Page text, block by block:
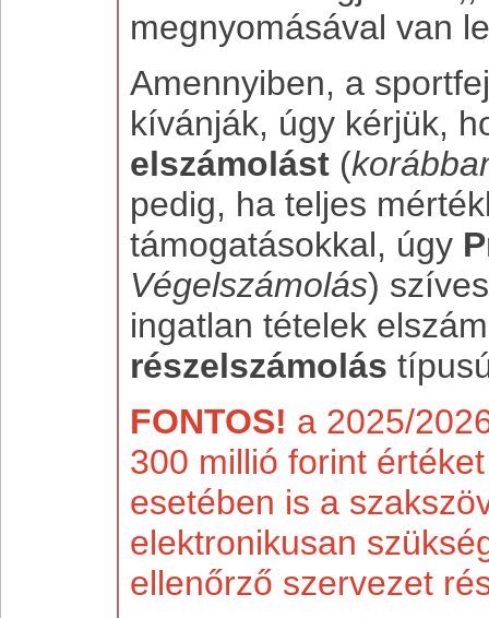
megnyomásával van
Amennyiben, a
kívánják, úgy kérjük,
elszámolást (
pedig, ha teljes
támogatásokkal, úgy
Végelszámolás)
ingatlan tételek
részelszámolás
FONTOS! a 2025/
300 millió forint
esetében is a
elektronikusan
ellenőrző szervezet